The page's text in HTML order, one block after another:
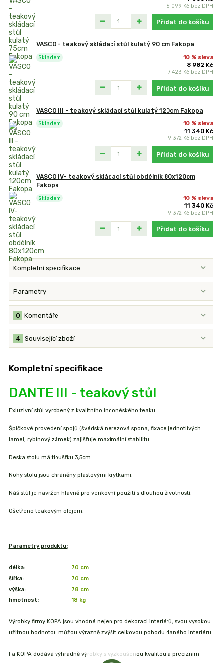
6 099 Kč bez DPH
Přidat do košíku
VASCO - teakový skládací stůl kulatý 90 cm Fakopa
10 % sleva
8 982 Kč
7 423 Kč bez DPH
Skladem
Přidat do košíku
VASCO III - teakový skládací stůl kulatý 120cm Fakopa
10 % sleva
11 340 Kč
9 372 Kč bez DPH
Skladem
Přidat do košíku
VASCO IV- teakový skládací stůl obdélník 80x120cm
Fakopa
10 % sleva
11 340 Kč
9 372 Kč bez DPH
Skladem
Přidat do košíku
Kompletní specifikace
Parametry
Komentáře
0
Související zboží
4
Kompletní specifikace
DANTE III - teakový stůl
Exluzivní stůl vyrobený z kvalitního indonéského teaku.
Špičkové provedení spojů (švédská nerezová spona, fixace jednotlivých
lamel, rybinový zámek) zajišťuje maximální stabilitu.
Deska stolu má tloušťku 3,5cm.
Nohy stolu jsou chráněny plastovými krytkami.
Náš stůl je navržen hlavně pro venkovní použití s dlouhou životností.
Ošetřeno teakovým olejem.
Parametry produktu:
délka:
70 cm
šířka:
70 cm
výška:
78 cm
hmotnost:
18 kg
Výrobky firmy KOPA jsou vhodné nejen pro dekoraci interiérů, svou vysokou
užitnou hodnotou můžou výrazně zvýšit celkovou pohodu daného interiéru.
Fa KOPA dodává výhradně výrobky s vyzkoušenou kvalitou a precizním